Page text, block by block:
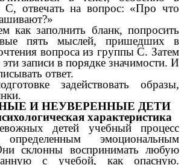
С, отвечать на вопрос: «Про что
как заполнить бланк, попросить
пять мыслей, пришедших в
вопроса из группы С. Затем
записи в порядке значимости. И
ответ.
задействовать образы,
И НЕУВЕРЕННЫЕ ДЕТИ
характеристика
детей учебный процесс
эмоциональным
склонны воспринимать любую
с учебой, как опасную.